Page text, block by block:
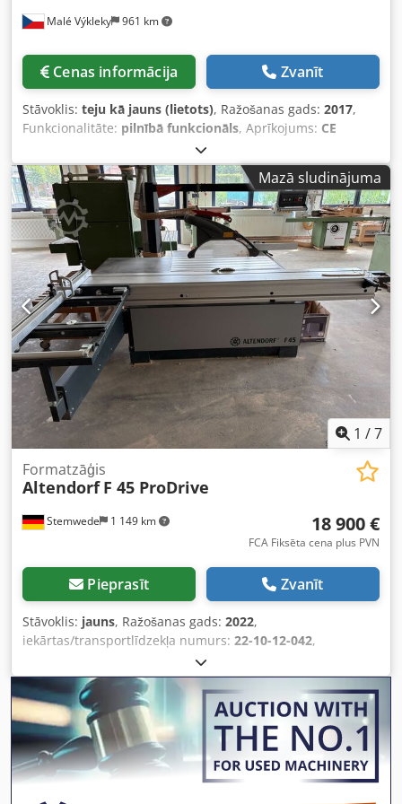
regulēšana – ar oriģinālo leņķa lineālu – ratiņu garums
labā stāvoklī Cena bez PVN: 38900 PLN Cena bez PVN: 9260
EUR (atkarībā no 4.2 EUR kursa) (Cenas var mainīties
Malé Výkleky 961 km
Cenas informācija Zvanīt
Stāvoklis: teju kā jauns (lietots), Ražošanas gads: 2017,
Funkcionalitāte: pilnībā funkcionāls, Aprīkojums: CE
, Pārdodu formāta zāģi ALTENDORF, modelis
F45 ProDrive. Iekārta ir perfekta stāvoklī, to noteikti
jāapskata. Iekārta var tikt testēta darba režīmā līdz 2026.
gada augusta beigām. Lūdzu, piedāvājiet cenu. Iekārtas
apraksts: F45 ProDrive – pamata iekārta ar CNC vadību,
galvenā zāģa asmens vertikālā un slīpā kustība. - Augšējais
vadības panelis - Motors 5,5 kW - 3, 4, 5000 apgr./min. - 2
assu priekšzāģis – CNC iestatīšana no vadības paneļa -
Piezīmju turētājs - Garenvirziens 3200 mm, vadības pogas
uz garenvirziena - Digitālā L skala – divu atdures mērījums
uz šķērsvirziena - CNC paralēlais virziens 1300 mm
Dsdpfxozrtb Nj Apneck - Pneimatiskais cilindrs, ieskaitot
tālvadības pulti.
Mazā sludinājuma
1 /7
Stemwede 1 149 km
Formatzāģis
Altendorf F 45 ProDrive
18 900 €
FCA Fiksēta cena plus PVN
Pieprasīt Zvanīt
Stāvoklis: jauns, Ražošanas gads: 2022,
iekārtas/transportlīdzekļa numurs: 22-10-12-042,
pilnībā funkcionāls
zs), zāģa asmens diametrs:450 mm, augstuma
regulēšanas veids:elektrisks , darbības veids:elektrisks,
galda augstums: 910 mm, Aprīkojums: devējs,
dokumentācija / rokasgrāmata, zāģa asmens aizsargs ,
Altendorf F45 - Pro-Drive Izgatavošanas gads: 2022
Piederumi: divasu priekšgriezēja agregāts Rapido (t.sk.